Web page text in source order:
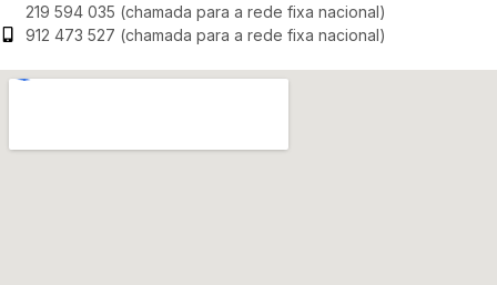
219 594 035 (chamada para a rede fixa nacional)
912 473 527 (chamada para a rede fixa nacional)